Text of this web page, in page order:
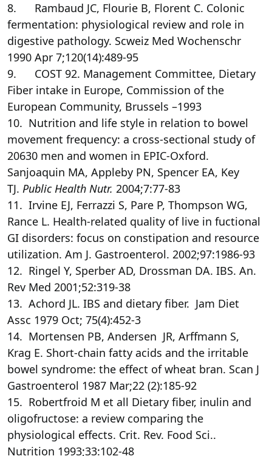
8. Rambaud JC, Flourie B, Florent C. Colonic
fermentation: physiological review and role in
digestive pathology. Scweiz Med Wochenschr
1990 Apr 7;120(14):489-95
9. COST 92. Management Committee, Dietary
Fiber intake in Europe, Commission of the
European Community, Brussels –1993
10. Nutrition and life style in relation to bowel
movement frequency: a cross-sectional study of
20630 men and women in EPIC-Oxford.
Sanjoaquin MA, Appleby PN, Spencer EA, Key
TJ. Public Health Nutr. 2004;7:77-83
11. Irvine EJ, Ferrazzi S, Pare P, Thompson WG,
Rance L. Health-related quality of live in fuctional
GI disorders: focus on constipation and resource
utilization. Am J. Gastroenterol. 2002;97:1986-93
12. Ringel Y, Sperber AD, Drossman DA. IBS. An.
Rev Med 2001;52:319-38
13. Achord JL. IBS and dietary fiber. Jam Diet
Assc 1979 Oct; 75(4):452-3
14. Mortensen PB, Andersen JR, Arffmann S,
Krag E. Short-chain fatty acids and the irritable
bowel syndrome: the effect of wheat bran. Scan J
Gastroenterol 1987 Mar;22 (2):185-92
15. Robertfroid M et all Dietary fiber, inulin and
oligofructose: a review comparing the
physiological effects. Crit. Rev. Food Sci..
Nutrition 1993;33:102-48